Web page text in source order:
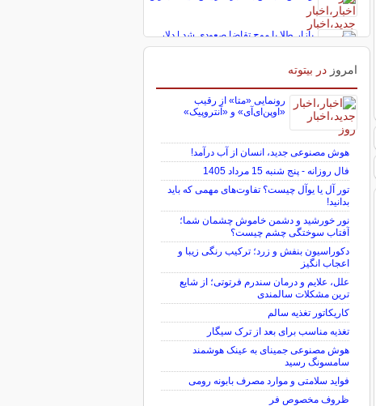
بازار طلا با موج تقاضا صعودی شد | دلار
برای بازگشت به کریدور 190 هزار تومانی
امروز در بیتوته
رونمایی «متا» از رقیب
«اوپن‌ای‌آی» و «آنتروپیک»
هوش مصنوعی جدید، انسان از آب درآمد!
فال روزانه - پنج شنبه 15 مرداد 1405
تور آل یا یوآل چیست؟ تفاوت‌های مهمی که باید
بدانید!
نور خورشید و دشمن خاموش چشمان شما؛
آفتاب سوختگی چشم چیست؟
دکوراسیون بنفش و زرد؛ ترکیب رنگی زیبا و
اعجاب انگیز
علل، علایم و درمان سندرم فرتوتی؛ از شایع
ترین مشکلات سالمندی
کاریکاتور تغذیه سالم
تغذیه مناسب برای بعد از ترک سیگار
هوش مصنوعی جمینای به عینک هوشمند
سامسونگ رسید
فواید سلامتی و موارد مصرف بابونه رومی
ظروف مخصوص فر